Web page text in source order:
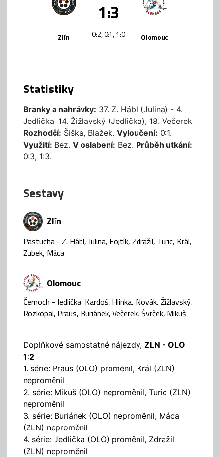
Zlín
1:3
0:2, 0:1, 1:0 Olomouc
Statistiky
Branky a nahrávky: 37. Z. Hábl (Julina) - 4.
Jedlička, 14. Žižlavský (Jedlička), 18. Večerek.
Rozhodčí: Šiška, Blažek. Vyloučení: 0:1.
Využití: Bez. V oslabení: Bez. Průběh utkání:
0:3, 1:3.
Sestavy
Zlín
Pastucha - Z. Hábl, Julina, Fojtík, Zdražil, Turic, Král,
Zubek, Máca
Olomouc
Černoch - Jedlička, Kardoš, Hlinka, Novák, Žižlavský,
Rozkopal, Praus, Buriánek, Večerek, Švrček, Mikuš
Doplňkové samostatné nájezdy, ZLN - OLO
1:2
1. série: Praus (OLO) proměnil, Král (ZLN)
neproměnil
2. série: Mikuš (OLO) neproměnil, Turic (ZLN)
neproměnil
3. série: Buriánek (OLO) neproměnil, Máca
(ZLN) neproměnil
4. série: Jedlička (OLO) proměnil, Zdražil
(ZLN) neproměnil